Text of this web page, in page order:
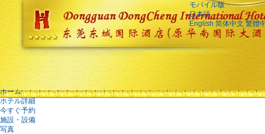
モバイル版
日本語
English 简体中文 繁體
ホーム
ホテル詳細
今すぐ予約
施設・設備
写真